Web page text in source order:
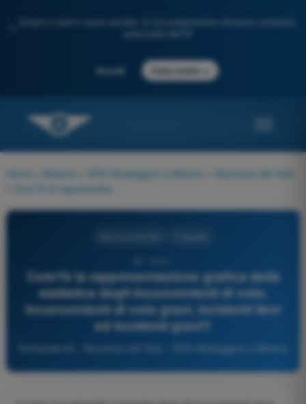
Scopri il nostro nuovo portale: la tua preparazione d'esame completa,
Accedi Inizia subito
Home Materie VDS Ultraleggero a Motore
Sicurezza del Volo
Com?è la rappresentazione grafica della
statistica degli inconvenienti di volo,
inconvenienti di volo gravi, incidenti lievi
ed incidenti gravi?
Domanda 69 - Sicurezza del Volo - VDS Ultraleggero a Motore